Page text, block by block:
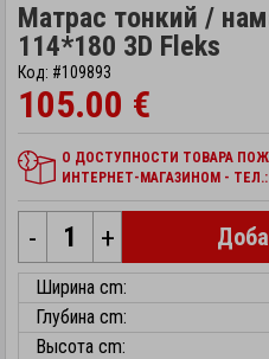
Матрас тонкий /
114*180 3D Fleks
Код: #109893
105.00 €
О ДОСТУПНОСТИ ТОВАРА
ИНТЕРНЕТ-МАГАЗИНОМ - ТЕЛ.:
- +
Ширина cm:
Глубина cm:
Высота cm: